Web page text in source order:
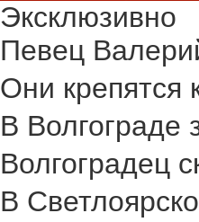
Эксклюзивно
Певец
Они крепятся
В Волгограде
Волгоградец
В